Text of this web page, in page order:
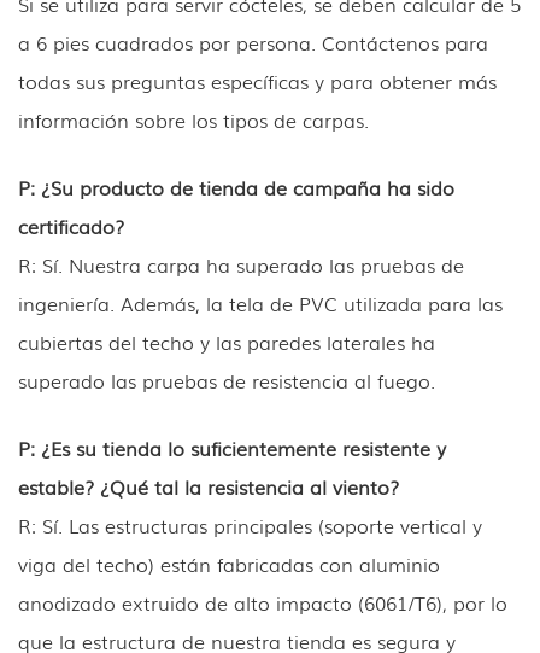
a 6 pies cuadrados por persona. Contáctenos para
todas sus preguntas específicas y para obtener más
información sobre los tipos de carpas.
P: ¿Su producto de tienda de campaña ha sido
certificado?
R: Sí. Nuestra carpa ha superado las pruebas de
ingeniería. Además, la tela de PVC utilizada para las
cubiertas del techo y las paredes laterales ha
superado las pruebas de resistencia al fuego.
P: ¿Es su tienda lo suficientemente resistente y
estable? ¿Qué tal la resistencia al viento?
R: Sí. Las estructuras principales (soporte vertical y
viga del techo) están fabricadas con aluminio
anodizado extruido de alto impacto (6061/T6), por lo
que la estructura de nuestra tienda es segura y